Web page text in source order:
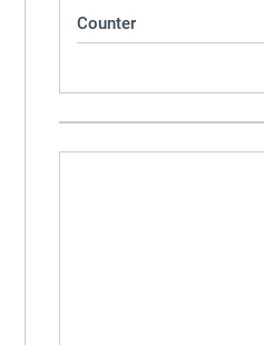
Counter